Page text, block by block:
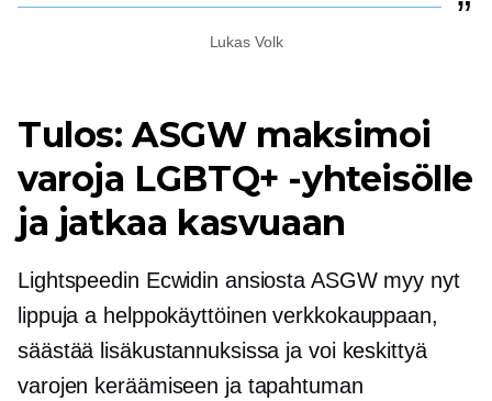
Lukas Volk
Tulos: ASGW maksimoi
varoja LGBTQ+ -yhteisölle
ja jatkaa kasvuaan
Lightspeedin Ecwidin ansiosta ASGW myy nyt
lippuja a helppokäyttöinen verkkokauppaan,
säästää lisäkustannuksissa ja voi keskittyä
varojen keräämiseen ja tapahtuman